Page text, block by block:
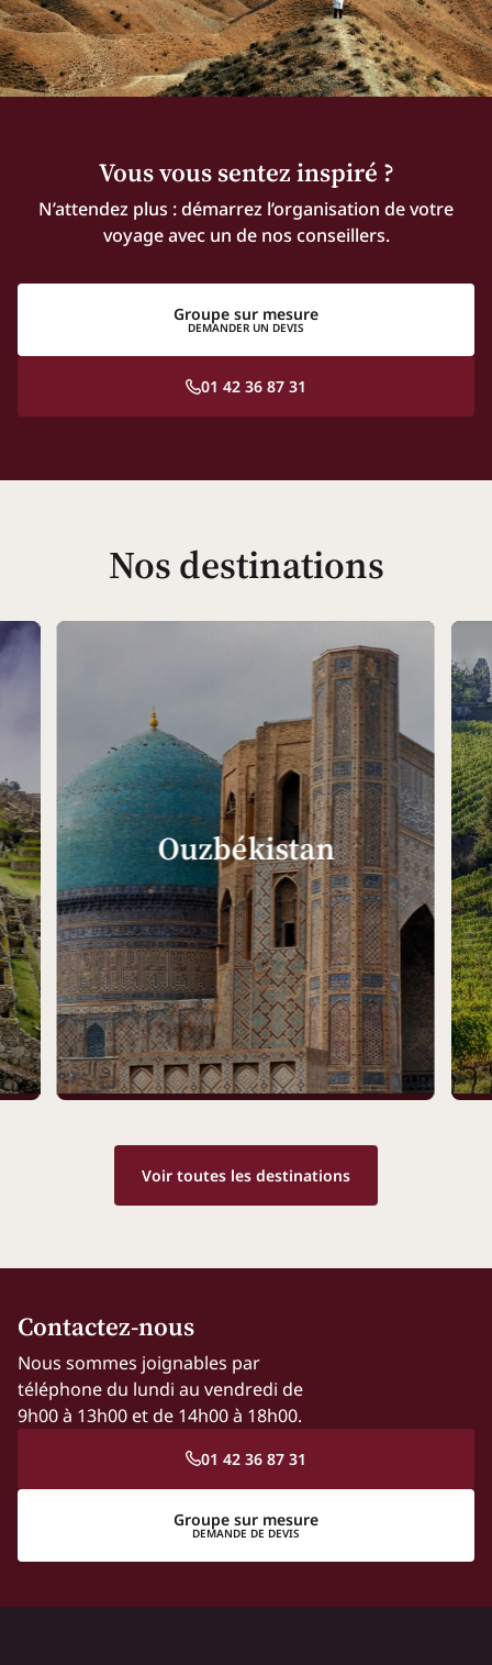
Vous vous sentez inspiré ?
N’attendez plus : démarrez l’organisation de votre
voyage avec un de nos conseillers.
01 42 36 87 31
Groupe sur mesure
DEMANDER UN DEVIS
Nos destinations
Ouzbékistan
Voir toutes les destinations
Contactez-nous
Nous sommes joignables par
téléphone du lundi au vendredi de
9h00 à 13h00 et de 14h00 à 18h00.
01 42 36 87 31
Groupe sur mesure
DEMANDE DE DEVIS